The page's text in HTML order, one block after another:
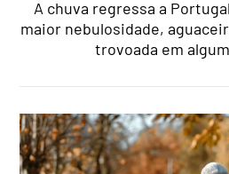
A chuva regressa a
maior nebulosidade,
trovoada em